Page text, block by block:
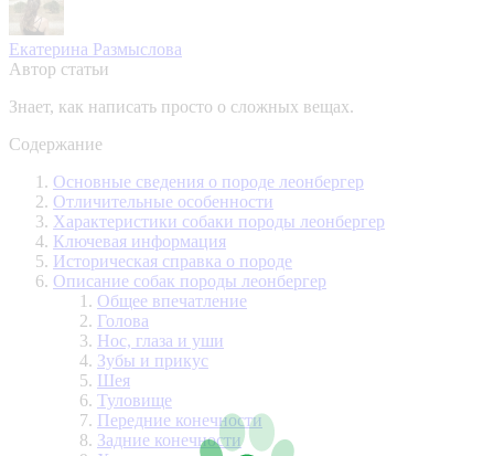
Екатерина Размыслова
Автор статьи
Знает, как написать просто о сложных вещах.
Содержание
Основные сведения о породе леонбергер
Отличительные особенности
Характеристики собаки породы леонбергер
Ключевая информация
Историческая справка о породе
Описание собак породы леонбергер
Общее впечатление
Голова
Нос, глаза и уши
Зубы и прикус
Шея
Туловище
Передние конечности
Задние конечности